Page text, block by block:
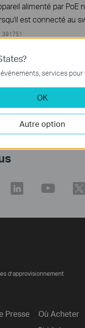
alimenté par PoE
est connecté au
391751
d’approvisionnement
Presse Où Acheter
services pour
OK
Autre option